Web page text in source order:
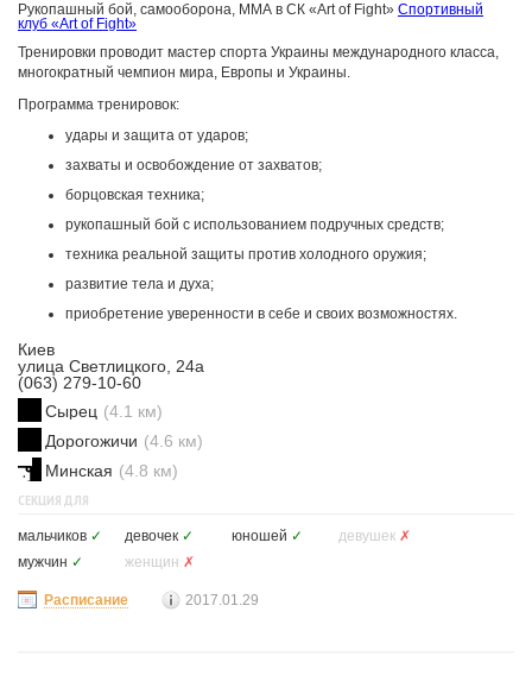
Рукопашный бой, самооборона, ММА в СК «Art of Fight» Спортивный
клуб «Art of Fight»
Тренировки проводит мастер спорта Украины международного класса,
многократный чемпион мира, Европы и Украины.
Программа тренировок:
удары и защита от ударов;
захваты и освобождение от захватов;
борцовская техника;
рукопашный бой с использованием подручных средств;
техника реальной защиты против холодного оружия;
развитие тела и духа;
приобретение уверенности в себе и своих возможностях.
Киев
улица Светлицкого, 24а
(063) 279-10-60
Сырец (4.1 км)
Дорогожичи (4.6 км)
Минская (4.8 км)
СЕКЦИЯ ДЛЯ
мальчиков ✓ девочек ✓ юношей ✓ девушек ✗
мужчин ✓ женщин ✗
Расписание 2017.01.29